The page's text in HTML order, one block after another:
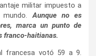
militar impuesto a
mundo.Aunque no es
marca un punto de
franco-haitianas.
francesa votó 59 a 9.